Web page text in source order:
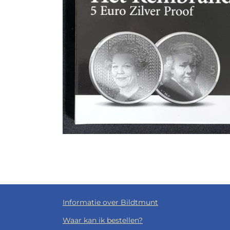
Informatie over Bildtmunt
Waar kan ik bestellen?